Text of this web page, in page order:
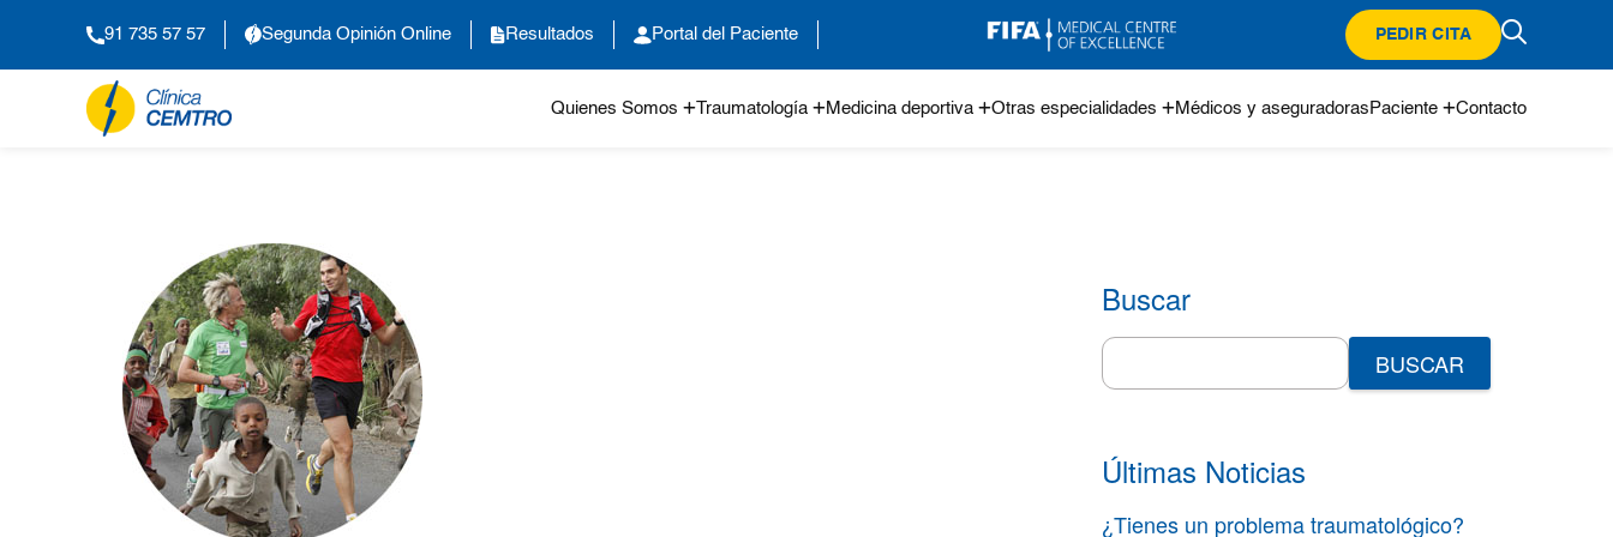
91 735 57 57 Segunda Opinión Online Resultados Portal del Paciente PEDIR CITA
Quienes Somos Traumatología Medicina deportiva Otras especialidades Médicos y aseguradoras Paciente Contacto
Buscar
Search
for:
Últimas Noticias
¿Tienes un problema traumatológico?